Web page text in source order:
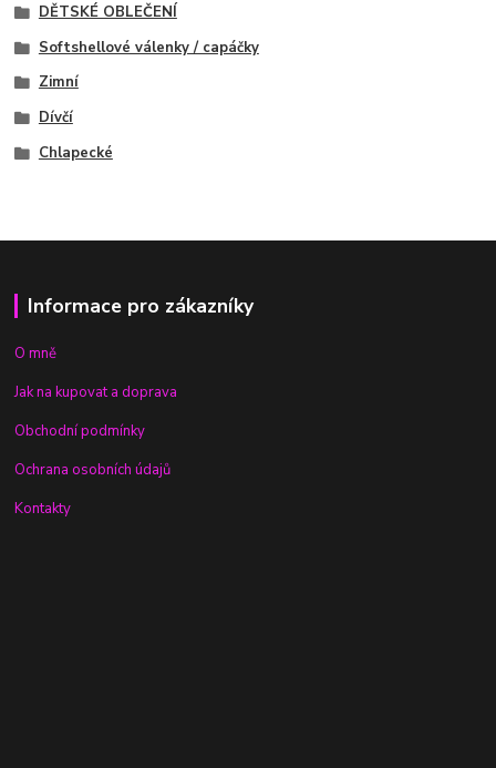
DĚTSKÉ OBLEČENÍ
Softshellové válenky / capáčky
Zimní
Dívčí
Chlapecké
Informace pro zákazníky
O mně
Jak na kupovat a doprava
Obchodní podmínky
Ochrana osobních údajů
Kontakty